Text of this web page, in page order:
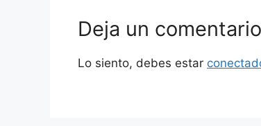
Deja un comentario
Lo siento, debes estar